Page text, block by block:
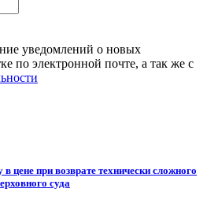
уведомлений о новых
по электронной почте, а так же с
цене при возврате технически сложного
суда